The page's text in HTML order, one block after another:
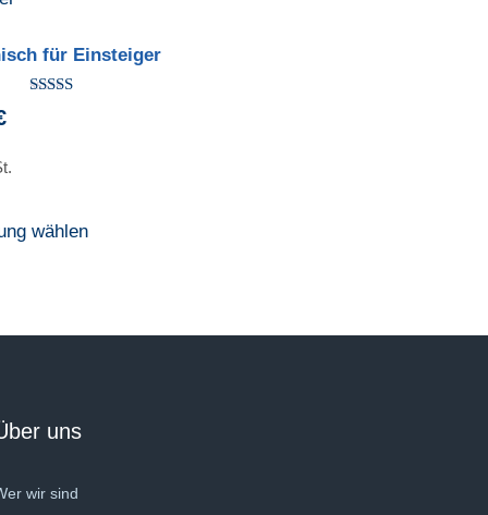
für Einsteiger
wählen
uns
wir sind